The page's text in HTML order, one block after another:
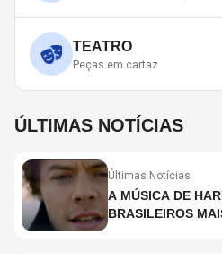
TEATRO
Peças em cartaz
ÚLTIMAS NOTÍCIAS
Últimas Notícias
A MÚSICA DE
BRASILEIROS